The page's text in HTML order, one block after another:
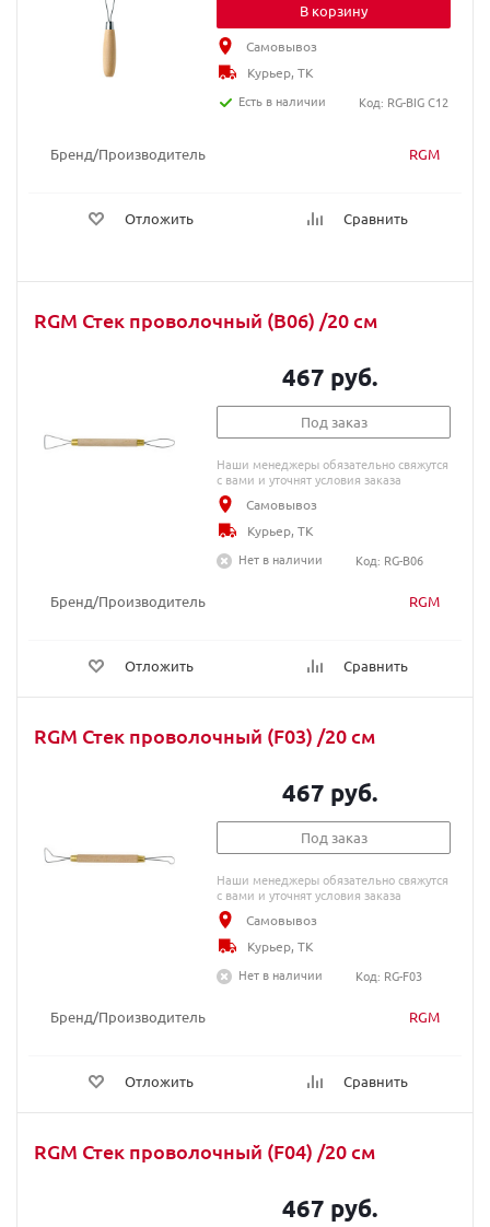
Бренд/Производитель RGM
Отложить Сравнить
В корзину
Самовывоз
Курьер, ТК
Есть в наличии
Код: RG-BIG C12
RGM Стек проволочный (B06) /20 cм
Бренд/Производитель RGM
Отложить Сравнить
467 руб.
Под заказ
Наши менеджеры обязательно свяжутся
с вами и уточнят условия заказа
Самовывоз
Курьер, ТК
Нет в наличии
Код: RG-B06
RGM Стек проволочный (F03) /20 cм
Бренд/Производитель RGM
Отложить Сравнить
467 руб.
Под заказ
Наши менеджеры обязательно свяжутся
с вами и уточнят условия заказа
Самовывоз
Курьер, ТК
Нет в наличии
Код: RG-F03
RGM Стек проволочный (F04) /20 cм
467 руб.